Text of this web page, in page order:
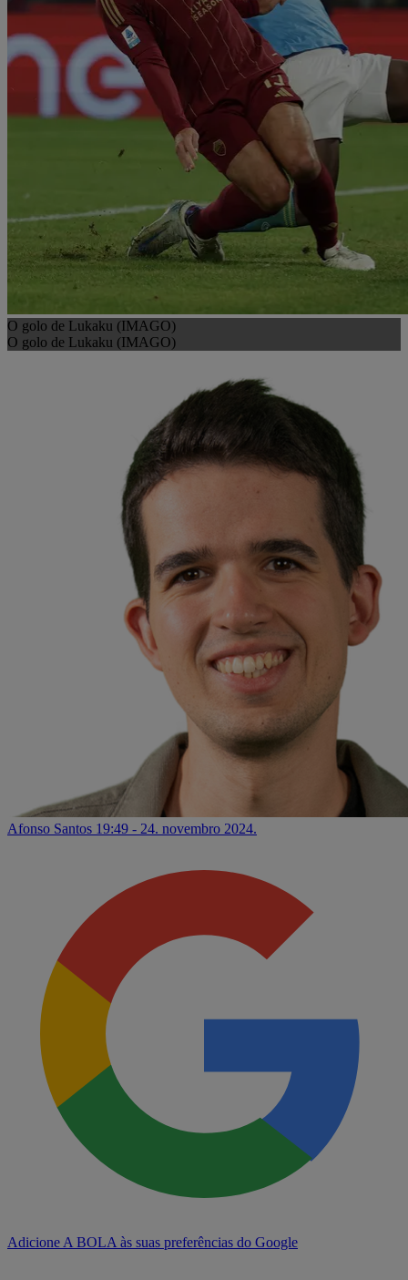
O golo de Lukaku (IMAGO)
O golo de Lukaku (IMAGO)
Afonso Santos 19:49 - 24. novembro 2024.
Adicione A BOLA às suas preferências do Google